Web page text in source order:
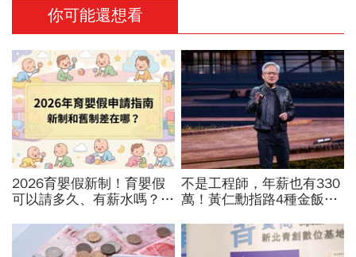
你可能還想看
2026育嬰假新制！育嬰假
可以請多久、有薪水嗎？育
資料，和舊制差異一次看
不是工程師，年薪也有330
萬！黃仁勳指路4種金飯
過優渥生活…AI時代搶手職
業曝光